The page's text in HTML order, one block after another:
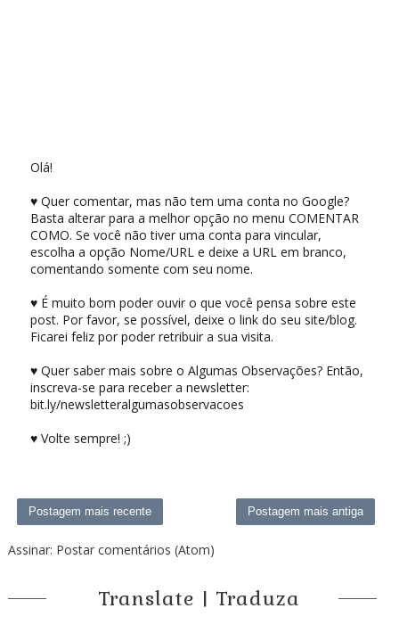
Olá!
♥ Quer comentar, mas não tem uma conta no Google?
Basta alterar para a melhor opção no menu COMENTAR
COMO. Se você não tiver uma conta para vincular,
escolha a opção Nome/URL e deixe a URL em branco,
comentando somente com seu nome.
♥ É muito bom poder ouvir o que você pensa sobre este
post. Por favor, se possível, deixe o link do seu site/blog.
Ficarei feliz por poder retribuir a sua visita.
♥ Quer saber mais sobre o Algumas Observações? Então,
inscreva-se para receber a newsletter:
bit.ly/newsletteralgumasobservacoes
♥ Volte sempre! ;)
Postagem mais recente Postagem mais antiga
Assinar: Postar comentários (Atom)
Translate | Traduza